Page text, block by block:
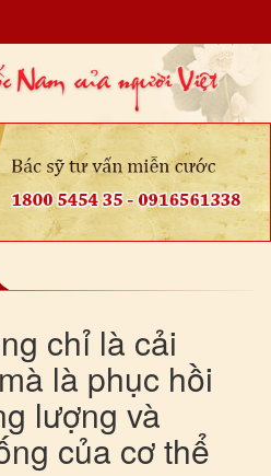
chỉ là cải
là phục hồi
lượng và
của cơ thể